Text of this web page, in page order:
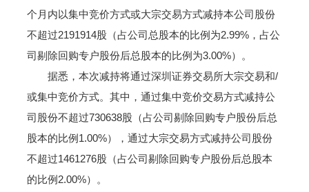
个月内以集中竞价方式或大宗交易方式减持本公司股份
不超过2191914股（占公司总股本的比例为2.99%，占公
司剔除回购专户股份后总股本的比例为3.00%）。
据悉，本次减持将通过深圳证券交易所大宗交易和/
或集中竞价方式。其中，通过集中竞价交易方式减持公
司股份不超过730638股（占公司剔除回购专户股份后总
股本的比例1.00%），通过大宗交易方式减持公司股份
不超过1461276股（占公司剔除回购专户股份后总股本
的比例2.00%）。